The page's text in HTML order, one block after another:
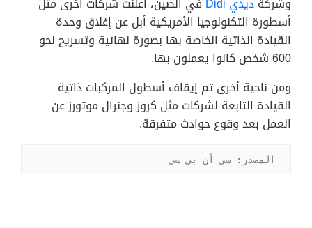
أسطورة التكنولوجيا الأمريكية أبل عن إغلاق وحدة
القيادة الذاتية الخاصة بها بصورة نهائية وتسريح نحو
600 شخص كانوا يعملون بها.
ومن ناحية أخرى تم إيقاف أسطول المركبات ذاتية
القيادة التابعة لشركات مثل كروز وجنرال موتورز عن
العمل بعد وقوع حوادث متفرقة.
المصدر: سي أن بي سي